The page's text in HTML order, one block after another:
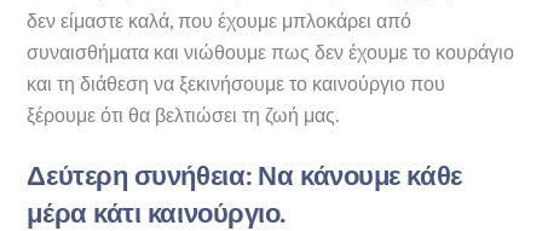
δεν είμαστε καλά, που έχουμε μπλοκάρει από
συναισθήματα και νιώθουμε πως δεν έχουμε το κουράγιο
και τη διάθεση να ξεκινήσουμε το καινούργιο που
ξέρουμε ότι θα βελτιώσει τη ζωή μας.
Δεύτερη συνήθεια: Να κάνουμε κάθε
μέρα κάτι καινούργιο.